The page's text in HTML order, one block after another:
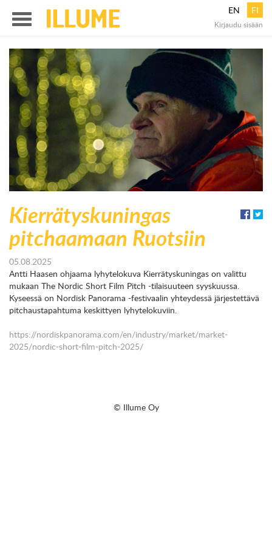
EN FI
Kirjaudu sisään
Kierrätyskuningas
pitchaamaan Ruotsiin
05.08.2025
Antti Haasen ohjaama lyhytelokuva Kierrätyskuningas on valittu
mukaan The Nordic Short Film Pitch -tilaisuuteen syyskuussa.
Kyseessä on Nordisk Panorama -festivaalin yhteydessä järjestettävä
pitchaustapahtuma keskittyen lyhytelokuviin.
https://nordiskpanorama.com/en/industry/market/market-
2025/nordic-short-film-pitch-2025/
© Illume Oy